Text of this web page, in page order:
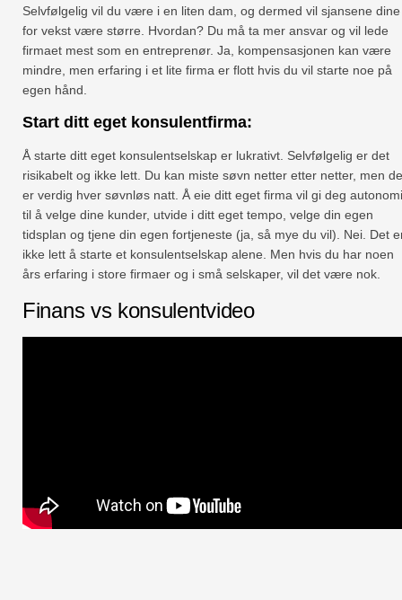
Selvfølgelig vil du være i en liten dam, og dermed vil sjansene dine
for vekst være større. Hvordan? Du må ta mer ansvar og vil lede
firmaet mest som en entreprenør. Ja, kompensasjonen kan være
mindre, men erfaring i et lite firma er flott hvis du vil starte noe på
egen hånd.
Start ditt eget konsulentfirma:
Å starte ditt eget konsulentselskap er lukrativt. Selvfølgelig er det
risikabelt og ikke lett. Du kan miste søvn netter etter netter, men
er verdig hver søvnløs natt. Å eie ditt eget firma vil gi deg autonomi
til å velge dine kunder, utvide i ditt eget tempo, velge din egen
tidsplan og tjene din egen fortjeneste (ja, så mye du vil). Nei. Det
ikke lett å starte et konsulentselskap alene. Men hvis du har noen
års erfaring i store firmaer og i små selskaper, vil det være nok.
Finans vs konsulentvideo